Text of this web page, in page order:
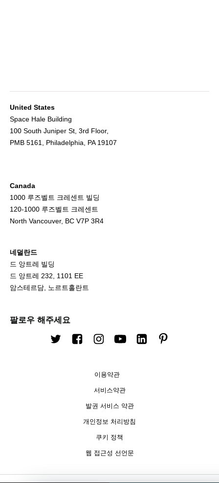
United States
Space Hale Building
100 South Juniper St, 3rd Floor,
PMB 5161, Philadelphia, PA 19107
Canada
1000 루즈벨트 크레센트 빌딩
120-1000 루즈벨트 크레센트
North Vancouver, BC V7P 3R4
네덜란드
드 앙트레 빌딩
드 앙트레 232, 1101 EE
암스테르담, 노르트홀란트
팔로우 해주세요
트위터Facebook인스타그램
유튜브링크드 인
이용약관
서비스약관
발권 서비스 약관
개인정보 처리방침
쿠키 정책
웹 접근성 선언문